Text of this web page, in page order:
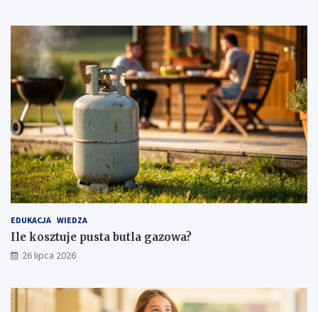
EDUKACJA WIEDZA
Ile kosztuje pusta butla gazowa?
26 lipca 2026